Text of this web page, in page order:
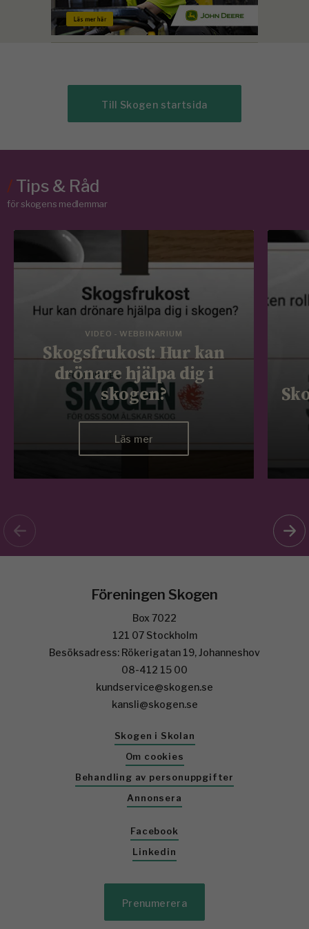
Till Skogen startsida
/Tips & Råd
för skogens medlemmar
VIDEO - WEBBINARIUM
Skogsfrukost: Hur kan
drönare hjälpa dig i
skogen?
Läs mer
Föreningen Skogen
Box 7022
121 07 Stockholm
Besöksadress: Rökerigatan 19, Johanneshov
08-412 15 00
kundservice@skogen.se
kansli@skogen.se
Skogen i Skolan
Om cookies
Behandling av personuppgifter
Annonsera
Facebook
Linkedin
Prenumerera